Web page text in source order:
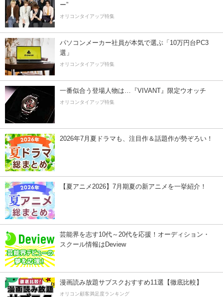
ー”
オリコンタイアップ特集
パソコンメーカー社員が本気で選ぶ「10万円台PC3
選」
オリコンタイアップ特集
一番似合う登場人物は…『VIVANT』限定ウオッチ
オリコンタイアップ特集
2026年7月夏ドラマも、注目作＆話題作が勢ぞろい！
【夏アニメ2026】7月期夏の新アニメを一挙紹介！
芸能界を志す10代～20代を応援！オーディション・
スクール情報はDeview
漫画読み放題サブスクおすすめ11選【徹底比較】
オリコン顧客満足度ランキング